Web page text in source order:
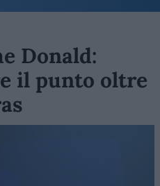
Donald:
il punto oltre